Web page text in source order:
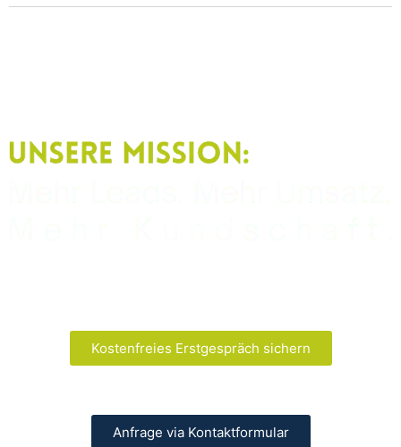
Kostenfreies Erstgespräch sichern
Anfrage via Kontaktformular